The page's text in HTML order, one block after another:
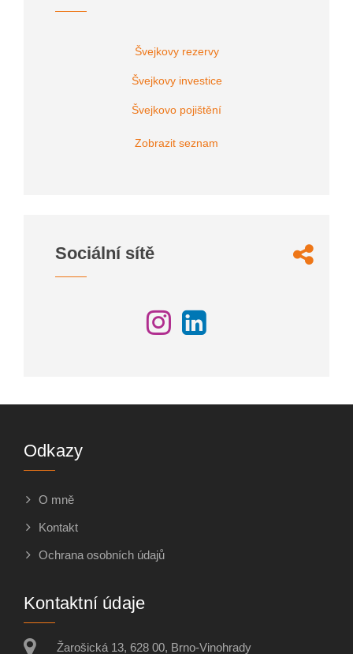
Švejkovy rezervy
Švejkovy investice
Švejkovo pojištění
Zobrazit seznam
Sociální sítě
Odkazy
O mně
Kontakt
Ochrana osobních údajů
Kontaktní údaje
Žarošická 13, 628 00, Brno-Vinohrady